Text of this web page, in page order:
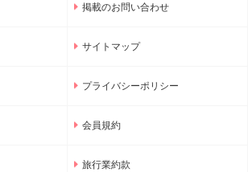
掲載のお問い合わせ
サイトマップ
プライバシーポリシー
会員規約
旅行業約款